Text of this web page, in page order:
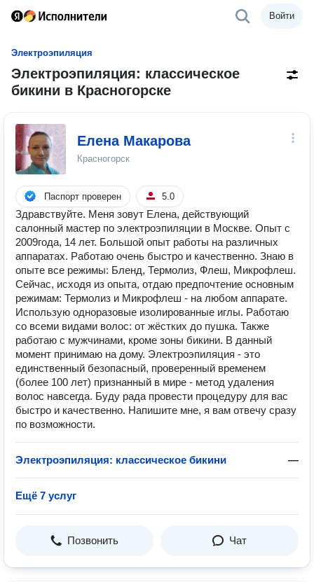
Войти
Электроэпиляция
Электроэпиляция: классическое
бикини в Красногорске
Елена Макарова
Красногорск
Паспорт проверен 5.0
Здравствуйте. Меня зовут Елена, действующий
салонный мастер по электроэпиляции в Москве. Опыт с
2009года, 14 лет. Большой опыт работы на различных
аппаратах. Работаю очень быстро и качественно. Знаю в
опыте все режимы: Бленд, Термолиз, Флеш, Микрофлеш.
Сейчас, исходя из опыта, отдаю предпочтение основным
режимам: Термолиз и Микрофлеш - на любом аппарате.
Использую одноразовые изолированные иглы. Работаю
со всеми видами волос: от жёстких до пушка. Также
работаю с мужчинами, кроме зоны бикини. В данный
момент принимаю на дому. Электроэпиляция - это
единственный безопасный, проверенный временем
(более 100 лет) признанный в мире - метод удаления
волос навсегда. Буду рада провести процедуру для вас
быстро и качественно. Напишите мне, я вам отвечу сразу
по возможности.
Электроэпиляция: классическое бикини —
Ещё 7 услуг
Позвонить Чат